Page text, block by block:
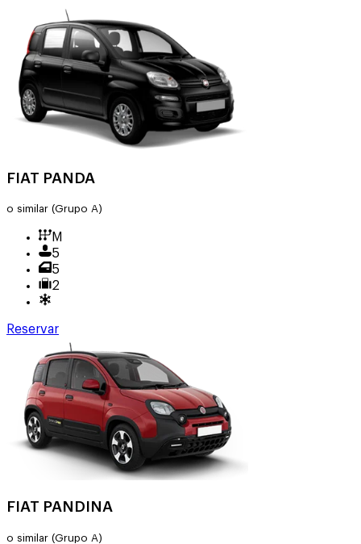
FIAT PANDA
o similar (Grupo A)
M
5
5
2
Reservar
FIAT PANDINA
o similar (Grupo A)